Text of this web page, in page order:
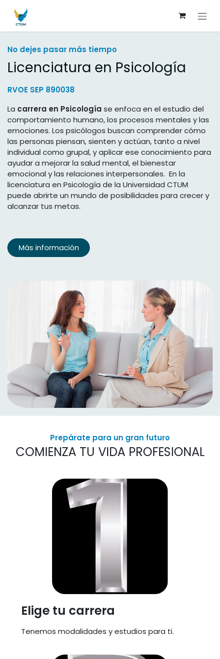
No dejes pasar más tiempo
Licenciatura en Psicología
RVOE SEP 890038
La carrera en Psicología se enfoca en el estudio del
comportamiento humano, los procesos mentales y las
emociones. Los psicólogos buscan comprender cómo
las personas piensan, sienten y actúan, tanto a nivel
individual como grupal, y aplicar ese conocimiento para
ayudar a mejorar la salud mental, el bienestar
emocional y las relaciones interpersonales. En la
licenciatura en Psicología de la Universidad CTUM
puede abrirte un mundo de posibilidades para crecer y
alcanzar tus metas.
Más información
Prepárate para un gran futuro
COMIENZA TU VIDA PROFESIONAL​
Elige tu carrera
Tenemos modalidades y estudios para ti.